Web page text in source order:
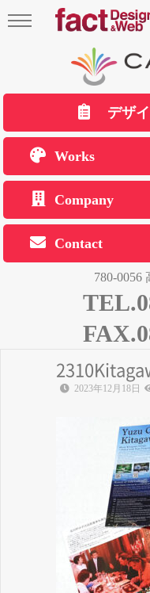
デザ
Works
Company
Contact
780-0056
2023年12月18日